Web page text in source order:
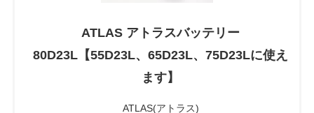
ATLAS アトラスバッテリー
80D23L【55D23L、65D23L、75D23Lに使え
ます】
ATLAS(アトラス)